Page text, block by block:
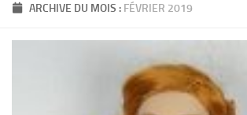
ARCHIVE DU MOIS : FÉVRIER 2019